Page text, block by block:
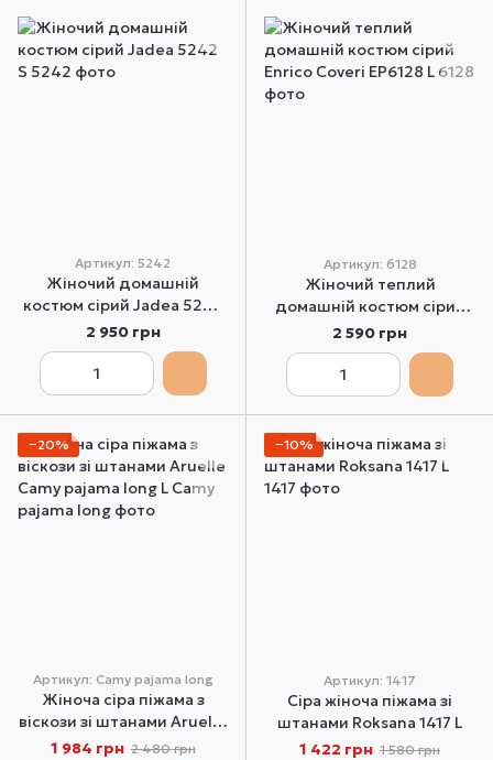
Артикул: 5242
Жіночий домашній
костюм сірий Jadea 5242
S
2 950 грн
Артикул: 6128
Жіночий теплий
домашній костюм сірий
Enrico Coveri EP6128 L
2 590 грн
−20%
Артикул: Camy pajama long
Жіноча сіра піжама з
віскози зі штанами Aruelle
Camy pajama long L
1 984 грн 2 480 грн
−10%
Артикул: 1417
Сіра жіноча піжама зі
штанами Roksana 1417 L
1 422 грн 1 580 грн